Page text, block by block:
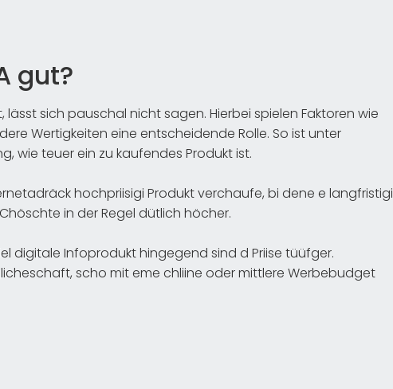
gut?
lässt sich pauschal nicht sagen. Hierbei spielen Faktoren wie
Wertigkeiten eine entscheidende Rolle. So ist unter
wie teuer ein zu kaufendes Produkt ist.
hochpriisigi Produkt verchaufe, bi dene e langfristigi
in der Regel dütlich höcher.
digitale Infoprodukt hingegend sind d Priise tüüfger.
scho mit eme chliine oder mittlere Werbebudget